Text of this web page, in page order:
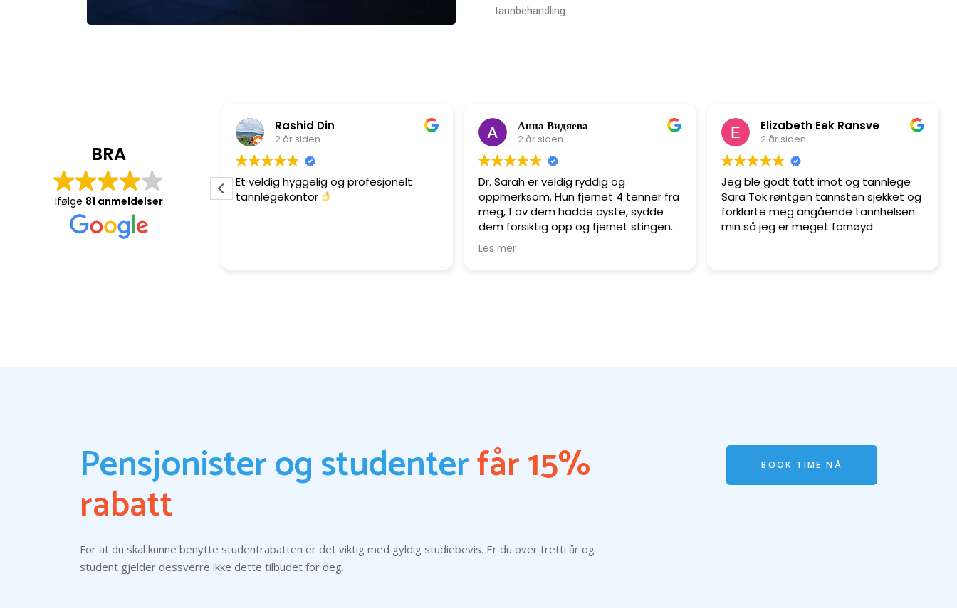
tannbehandling.
BRA
Ifølge 81 anmeldelser
One
Rashid Din
2 år siden
Et veldig hyggelig og profesjonelt
tannlegekontor
Анна Видяева
2 år siden
Dr. Sarah er veldig ryddig og
oppmerksom. Hun fjernet 4 tenner fra
meg, 1 av dem hadde cyste, sydde
dem forsiktig opp og fjernet stingene.
Jeg fylte 7 tenner. Klinikken har en god
atmosfære, legene og assistentene
Les mer
Elizabeth Eek Ransve
2 år siden
Jeg ble godt tatt imot og tannlege
Sara Tok røntgen tannsten sjekket og
forklarte meg angående tannhelsen
min så jeg er meget fornøyd
Pensjonister og studenterfår 15%
rabatt
For at du skal kunne benytte studentrabatten er det viktig med gyldig studiebevis. Er du over tretti år og
student gjelder dessverre ikke dette tilbudet for deg.
BOOK TIME NÅ